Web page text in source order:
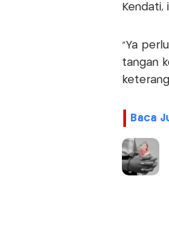
"Ya
tangan
Baca